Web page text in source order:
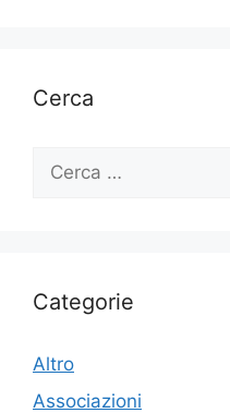
Cerca
Ricerca
Categorie
Altro
Associazioni